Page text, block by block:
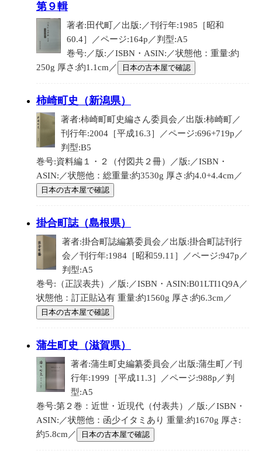
第９輯
著者:田代町／出版:／刊行年:1985［昭和
60.4］／ページ:164p／判型:A5
巻号:／版:／ISBN・ASIN:／状態他：重量:約
250g 厚さ:約1.1cm／
日本の古本屋で確認
柿崎町史（新潟県）
著者:柿崎町町史編さん委員会／出版:柿崎町／
刊行年:2004［平成16.3］／ページ:696+719p／
判型:B5
巻号:資料編１・２（付図共２冊）／版:／ISBN・
ASIN:／状態他：総重量:約3530g 厚さ:約4.0+4.4cm／
日本の古本屋で確認
掛合町誌（島根県）
著者:掛合町誌編纂委員会／出版:掛合町誌刊行
会／刊行年:1984［昭和59.11］／ページ:947p／
判型:A5
巻号:（正誤表共）／版:／ISBN・ASIN:B01LTI1Q9A／
状態他：訂正貼込有 重量:約1560g 厚さ:約6.3cm／
日本の古本屋で確認
蒲生町史（滋賀県）
著者:蒲生町史編纂委員会／出版:蒲生町／刊
行年:1999［平成11.3］／ページ:988p／判
型:A5
巻号:第２巻：近世・近現代（付表共）／版:／ISBN・
ASIN:／状態他：函少イタミあり 重量:約1670g 厚さ:
約5.8cm／
日本の古本屋で確認